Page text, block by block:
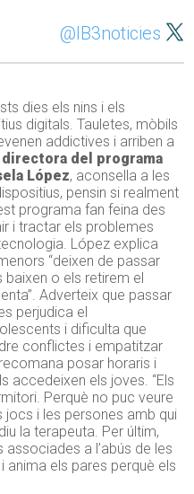
@IB3noticies
dies els nins i els
digitals. Tauletes, mòbils
addictives i arriben a
directora del programa
López, aconsella a les
pensin si realment
programa fan feina des
i tractar els problemes
López explica
“deixen de passar
o els retirem el
Adverteix que passar
perjudica el
i dificulta que
conflictes i empatitzar
posar horaris i
accedeixen els joves. “Els
Perquè no puc veure
jocs i les persones amb qui
la terapeuta. Per últim,
a l’abús de les
anima els pares perquè els